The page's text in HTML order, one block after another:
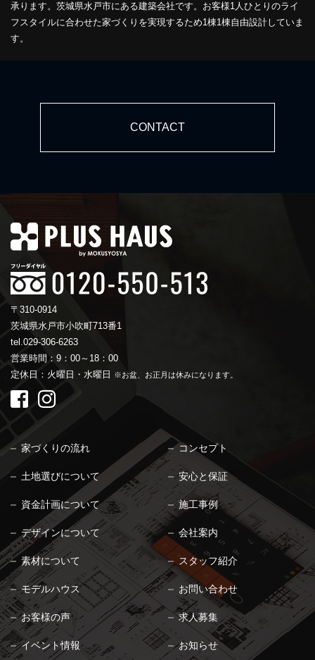
承ります。茨城県水戸市にある建築会社です。お客様1人ひとりのライ
フスタイルに合わせた家づくりを実現するため1棟1棟自由設計していま
す。
CONTACT
〒310-0914
茨城県水戸市小吹町713番1
tel.029-306-6263
営業時間：9：00～18：00
定休日：火曜日・水曜日
※お盆、お正月は休みになります。
家づくりの流れ
土地選びについて
資金計画について
デザインについて
素材について
コンセプト
安心と保証
施工事例
会社案内
スタッフ紹介
モデルハウス
お客様の声
イベント情報
お問い合わせ
求人募集
お知らせ